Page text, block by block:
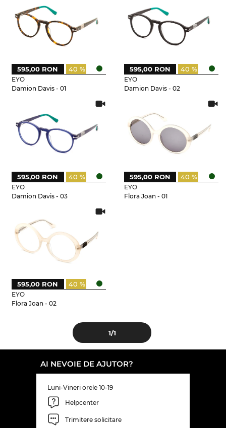
EYO
Damion Davis - 01
40 %
595,00 RON
EYO
Damion Davis - 02
40 %
595,00 RON
EYO
Damion Davis - 03
40 %
595,00 RON
EYO
Flora Joan - 01
40 %
595,00 RON
EYO
Flora Joan - 02
40 %
595,00 RON
1/1
AI NEVOIE DE AJUTOR?
Luni-Vineri orele 10-19
Helpcenter
Trimitere solicitare